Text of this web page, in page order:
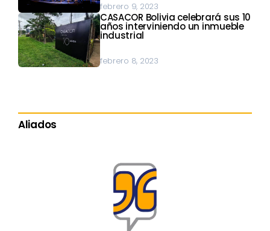
febrero 9, 2023
CASACOR Bolivia celebrará sus 10
años interviniendo un inmueble
industrial
febrero 8, 2023
Aliados